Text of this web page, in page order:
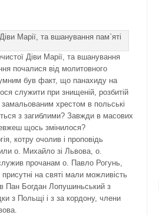
Діви Марії, та вшанування
почалися від молитовного
був факт, що панахиду на
служити при знищеній, розбитій
хрестом в польські
з загиблими? Завжди в масових
щось змінилося?
котру очолив і проповідь
о. Михайло зі Львова, о.
прочанам о. Павло Рогунь,
на святі мали можливість
Пан Богдан Лопушиньський з
з Польщі і з за кордону, члени